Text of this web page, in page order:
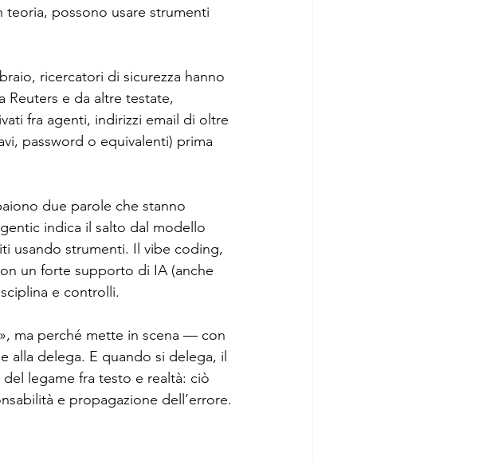
possono usare strumenti
ricercatori di sicurezza hanno
Reuters e da altre testate,
fra agenti, indirizzi email di oltre
password o equivalenti) prima
due parole che stanno
indica il salto dal modello
usando strumenti. Il vibe coding,
un forte supporto di IA (anche
e controlli.
ma perché mette in scena — con
alla delega. E quando si delega, il
legame fra testo e realtà: ciò
e propagazione dell’errore.